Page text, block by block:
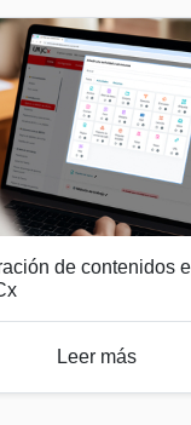
de contenidos
Leer más